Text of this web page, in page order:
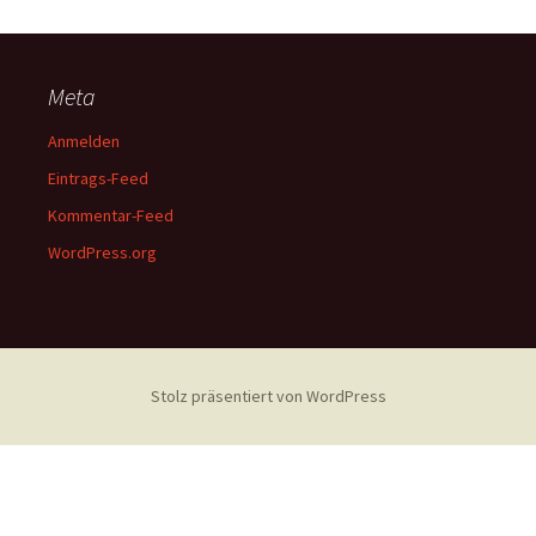
Meta
Anmelden
Eintrags-Feed
Kommentar-Feed
WordPress.org
Stolz präsentiert von WordPress